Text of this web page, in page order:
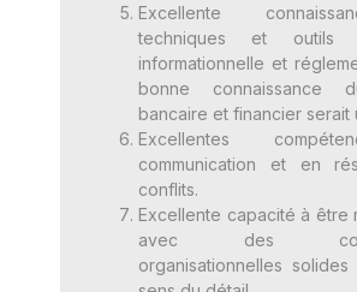
Excellente
techniques et outils
informationnelle et
bonne connaissance
bancaire et financier serait
Excellentes
communication et en
conflits.
Excellente capacité à être
avec des
organisationnelles